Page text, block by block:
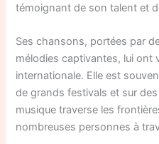
témoignant de son talent et
Ses chansons, portées par
mélodies captivantes, lui ont
internationale. Elle est
de grands festivals et sur
musique traverse les
nombreuses personnes à